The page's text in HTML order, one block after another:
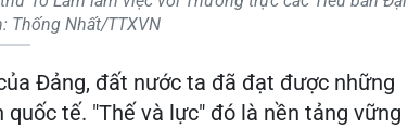
Thống Nhất/TTXVN
Đảng, đất nước ta đã đạt được những
tế. "Thế và lực" đó là nền tảng vững